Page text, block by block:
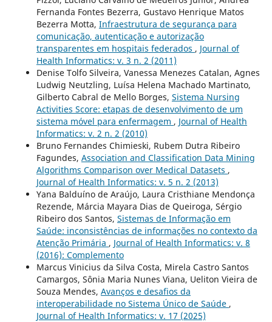
Fernanda Fontes Bezerra, Gustavo Henrique Matos
Bezerra Motta, Infraestrutura de segurança para
comunicação, autenticação e autorização
transparentes em hospitais federados , Journal of
Health Informatics: v. 3 n. 2 (2011)
Denise Tolfo Silveira, Vanessa Menezes Catalan, Agnes
Ludwig Neutzling, Luísa Helena Machado Martinato,
Gilberto Cabral de Mello Borges, Sistema Nursing
Activities Score: etapas de desenvolvimento de um
sistema móvel para enfermagem , Journal of Health
Informatics: v. 2 n. 2 (2010)
Bruno Fernandes Chimieski, Rubem Dutra Ribeiro
Fagundes, Association and Classification Data Mining
Algorithms Comparison over Medical Datasets ,
Journal of Health Informatics: v. 5 n. 2 (2013)
Yana Balduíno de Araújo, Laura Cristhiane Mendonça
Rezende, Márcia Mayara Dias de Queiroga, Sérgio
Ribeiro dos Santos, Sistemas de Informação em
Saúde: inconsistências de informações no contexto da
Atenção Primária , Journal of Health Informatics: v. 8
(2016): Complemento
Marcus Vinicius da Silva Costa, Mirela Castro Santos
Camargos, Sônia Maria Nunes Viana, Ueliton Vieira de
Souza Mendes, Avanços e desafios da
interoperabilidade no Sistema Único de Saúde ,
Journal of Health Informatics: v. 17 (2025)